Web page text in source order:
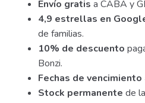
Envío gratis a CABA y
4,9 estrellas en
de familias.
10% de descuento
Bonzi.
Fechas de
Stock permanente de